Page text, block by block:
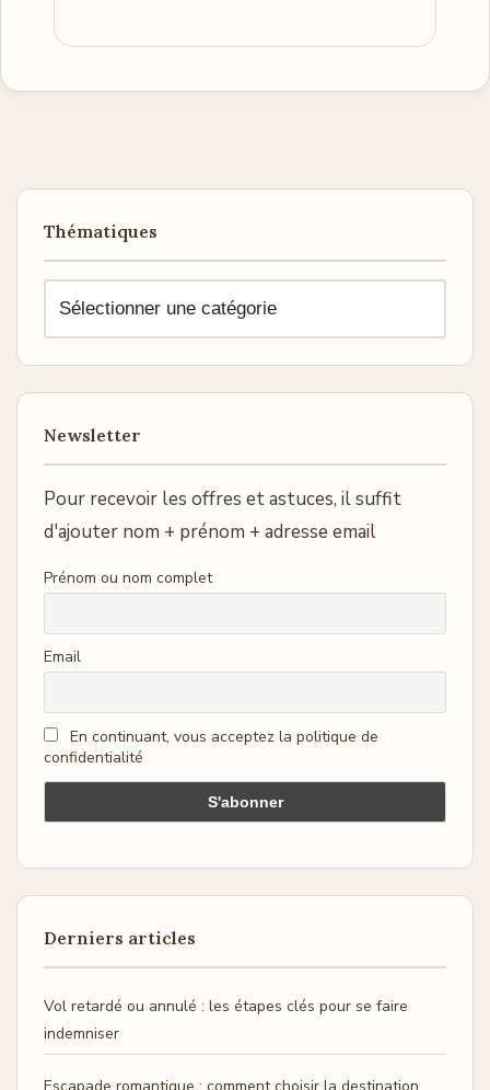
Thématiques
Newsletter
Pour recevoir les offres et astuces, il suffit
d'ajouter nom + prénom + adresse email
Prénom ou nom complet
Email
En continuant, vous acceptez la politique de
confidentialité
Derniers articles
Vol retardé ou annulé : les étapes clés pour se faire
indemniser